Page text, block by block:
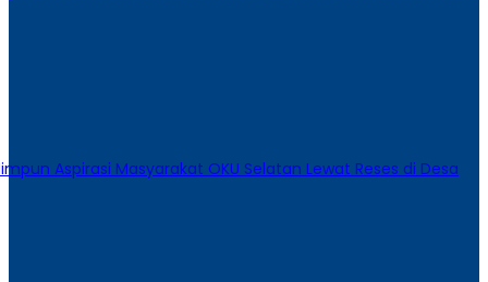
Aspirasi Masyarakat OKU Selatan Lewat Reses di Desa